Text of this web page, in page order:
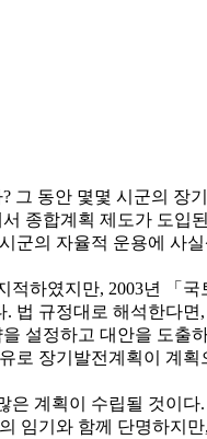
동안 몇몇 시군의 장
종합계획 제도가 도입
의 자율적 운용에 사
하였지만, 2003년 「
규정대로 해석한다
설정하고 대안을 도
장기발전계획이 계
계획이 수립될 것이
임기와 함께 단명하지